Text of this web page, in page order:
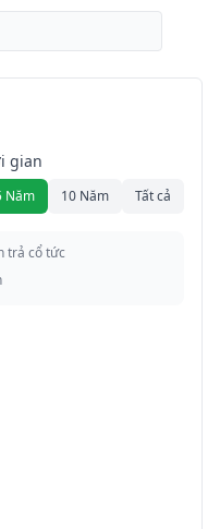
gian
Năm 10 Năm Tất cả
trả cổ tức